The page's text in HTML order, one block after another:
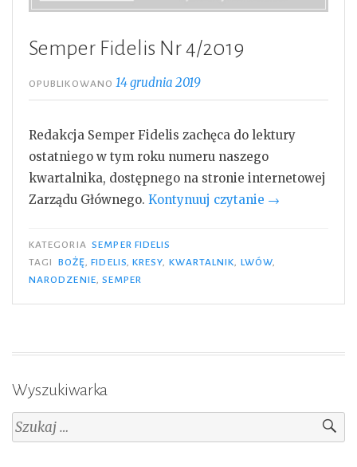
Semper Fidelis Nr 4/2019
OPUBLIKOWANO 14 grudnia 2019
Redakcja Semper Fidelis zachęca do lektury
ostatniego w tym roku numeru naszego
kwartalnika, dostępnego na stronie internetowej
Zarządu Głównego. Kontynuuj czytanie „Semper
4/2019”
→
KATEGORIA SEMPER FIDELIS
TAGI
BOŻĘ,FIDELIS,KRESY, KWARTALNIK, LWÓW,
NARODZENIE, SEMPER
Wyszukiwarka
Szukaj: